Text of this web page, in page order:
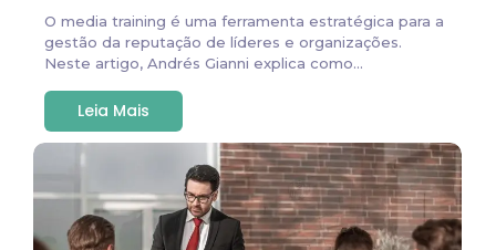
O media training é uma ferramenta estratégica para a
gestão da reputação de líderes e organizações.
Neste artigo, Andrés Gianni explica como...
Leia Mais